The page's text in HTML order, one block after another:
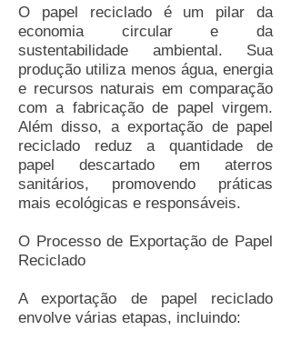
O papel reciclado é um pilar da
economia circular e da
sustentabilidade ambiental. Sua
produção utiliza menos água, energia
e recursos naturais em comparação
com a fabricação de papel virgem.
Além disso, a exportação de papel
reciclado reduz a quantidade de
papel descartado em aterros
sanitários, promovendo práticas
mais ecológicas e responsáveis.
O Processo de Exportação de Papel
Reciclado
A exportação de papel reciclado
envolve várias etapas, incluindo: